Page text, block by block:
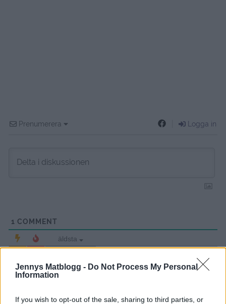
Jennys Matblogg - Do Not Process My Personal
Information
If you wish to opt-out of the sale, sharing to third parties, or
COMMENT
Ajli Müller